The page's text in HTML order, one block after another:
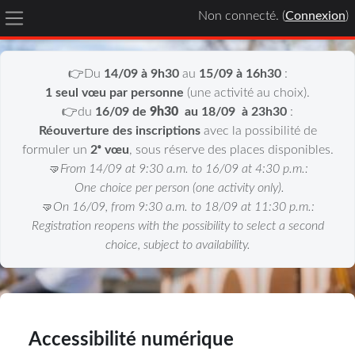
👉Du 14/09 à 9h30au 15/09 à 16h30:
1 seul vœu par personne (une activité au choix).
👉du 16/09 de 9h30 au 18/09 à 23h30 :
Réouverture des inscriptionsavec la possibilité de
formuler un 2ᵉ vœu, sous réserve des places disponibles.
🤜From 14/09 at 9:30 a.m. to 16/09 at 4:30 p.m.:
One choice per person (one activity only).
🤜On 16/09, from 9:30 a.m. to 18/09 at 11:30 p.m.:
Registration reopens with the possibility to select a second
choice, subject to availability.
Panneau latéral
Non connecté. (Connexion)
Accessibilité numérique